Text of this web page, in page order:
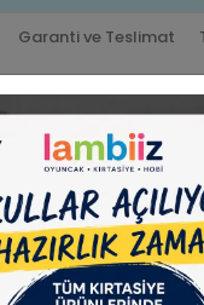
Garanti ve Teslimat
500 Ml Kahverengi
arasında renk tonu farkı